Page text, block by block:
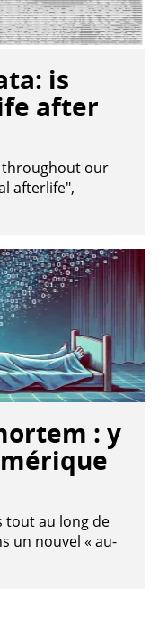
is
after
our
afterlife",
: y
tout au long de
un nouvel « au-